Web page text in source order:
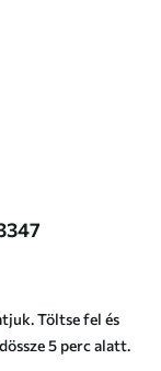
Töltse fel és
5 perc alatt.